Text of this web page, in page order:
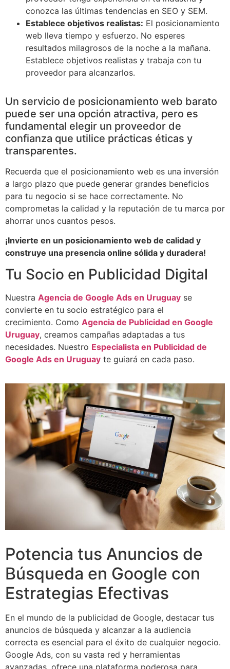
conozca las últimas tendencias en SEO y SEM.
Establece objetivos realistas: El posicionamiento
web lleva tiempo y esfuerzo. No esperes
resultados milagrosos de la noche a la mañana.
Establece objetivos realistas y trabaja con tu
proveedor para alcanzarlos.
Un servicio de posicionamiento web barato
puede ser una opción atractiva, pero es
fundamental elegir un proveedor de
confianza que utilice prácticas éticas y
transparentes.
Recuerda que el posicionamiento web es una inversión
a largo plazo que puede generar grandes beneficios
para tu negocio si se hace correctamente. No
comprometas la calidad y la reputación de tu marca por
ahorrar unos cuantos pesos.
¡Invierte en un posicionamiento web de calidad y
construye una presencia online sólida y duradera!
Tu Socio en Publicidad Digital
Nuestra Agencia de Google Ads en Uruguay se
convierte en tu socio estratégico para el
crecimiento. Como Agencia de Publicidad en Google
Uruguay, creamos campañas adaptadas a tus
necesidades. Nuestro Especialista en Publicidad de
Google Ads en Uruguay te guiará en cada paso.
Potencia tus Anuncios de
Búsqueda en Google con
Estrategias Efectivas
En el mundo de la publicidad de Google, destacar tus
anuncios de búsqueda y alcanzar a la audiencia
correcta es esencial para el éxito de cualquier negocio.
Google Ads, con su vasta red y herramientas